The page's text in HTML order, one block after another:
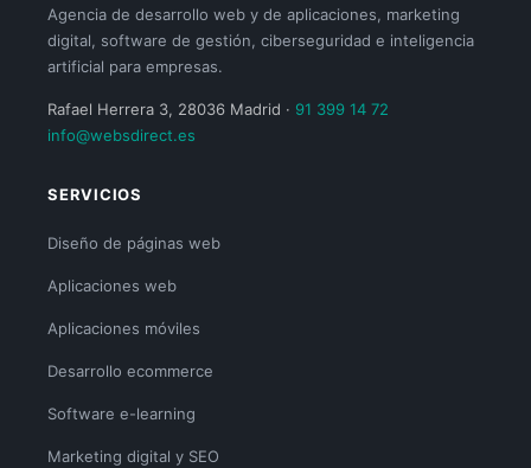
Agencia de desarrollo web y de aplicaciones, marketing
digital, software de gestión, ciberseguridad e inteligencia
artificial para empresas.
Rafael Herrera 3, 28036 Madrid · 91 399 14 72
info@websdirect.es
SERVICIOS
Diseño de páginas web
Aplicaciones web
Aplicaciones móviles
Desarrollo ecommerce
Software e-learning
Marketing digital y SEO